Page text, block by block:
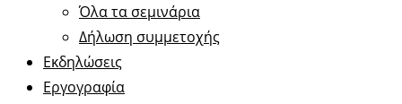
Όλα τα σεμινάρια
Δήλωση συμμετοχής
Εκδηλώσεις
Εργογραφία